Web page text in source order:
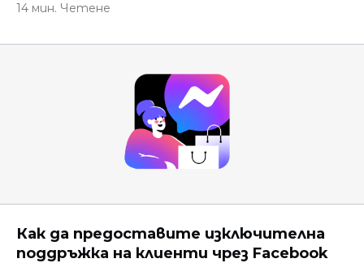
14 мин. Четене
Как да предоставите изключителна
поддръжка на клиенти чрез Facebook